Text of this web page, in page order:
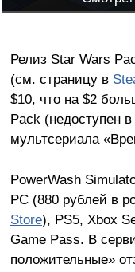
Релиз Star Wars
(см. страницу в
$10, что на $2
Pack (недоступен
мультсериала
PowerWash
PC (880 рублей в
Store), PS5, Xbox
Game Pass. В
положительные»